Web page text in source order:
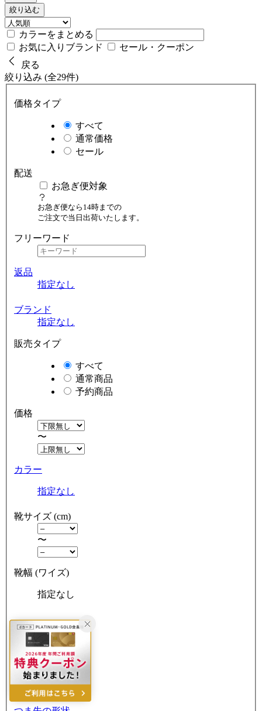
絞り込む
カラーをまとめる
お気に入りブランド
セール・クーポン
戻る
絞り込み (全29件)
価格タイプ
すべて
通常価格
セール
配送
お急ぎ便対象
お急ぎ便なら14時までの
ご注文で当日出荷いたします。
フリーワード
返品
指定なし
ブランド
指定なし
販売タイプ
すべて
通常商品
予約商品
価格
〜
カラー
指定なし
靴サイズ (cm)
〜
靴幅 (ワイズ)
指定なし
ヒールの高さ
指定なし
ヒールの形
指定なし